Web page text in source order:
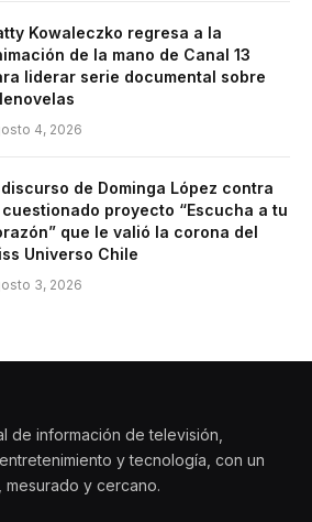
Kowaleczko regresa a la
de la mano de Canal 13
liderar serie documental sobre
4, 2026
discurso de Dominga López contra
cuestionado proyecto “Escucha a tu
que le valió la corona del
Universo Chile
3, 2026
de información de televisión,
y tecnología, con un
y cercano.